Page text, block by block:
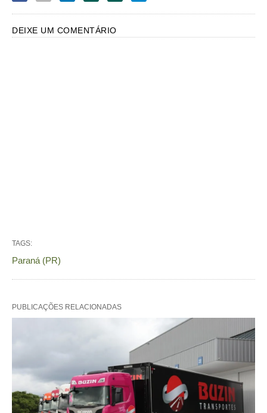
DEIXE UM COMENTÁRIO
TAGS:
Paraná (PR)
PUBLICAÇÕES RELACIONADAS